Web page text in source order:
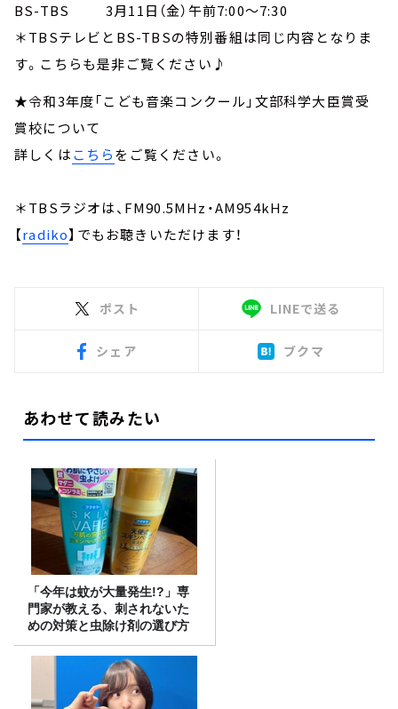
BS-TBS 3月11日（金）午前7:00～7:30
＊TBSテレビとBS-TBSの特別番組は同じ内容となりま
す。こちらも是非ご覧ください♪
★令和3年度「こども音楽コンクール」文部科学大臣賞受
賞校について
詳しくはこちらをご覧ください。
＊TBSラジオは、FM90.5MHz・AM954kHz
【radiko】でもお聴きいただけます！
ポスト LINEで送る
シェア ブクマ
あわせて読みたい
「今年は蚊が大量発生!?」専
門家が教える、刺されないた
めの対策と虫除け剤の選び方